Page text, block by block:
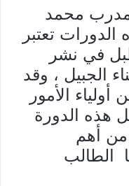
محمد
تعتبر
في نشر
الجبيل ، وقد
الأمور
هذه الدورة
من أهم
الطالب